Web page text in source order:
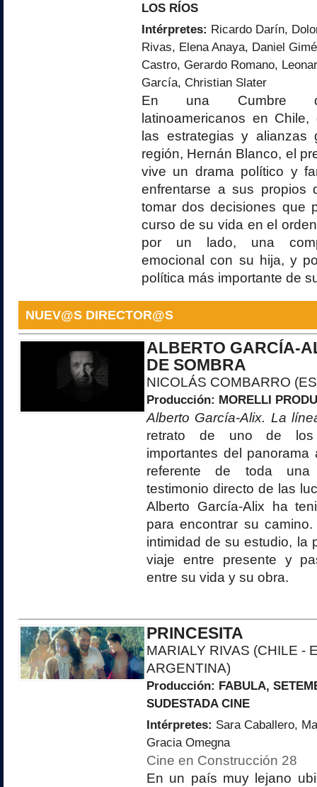
LOS RÍOS
Intérpretes: Ricardo Darín,
Rivas, Elena Anaya, Daniel
Castro, Gerardo Romano,
García, Christian Slater
En una Cumbre
latinoamericanos en
las estrategias y alianzas
región, Hernán Blanco, el
vive un drama político y
enfrentarse a sus propios
tomar dos decisiones que
curso de su vida en el
por un lado, una
emocional con su hija, y
política más importante de
NUEV@S DIRECTOR@S
ALBERTO GARCÍA-
DE SOMBRA
NICOLÁS COMBARRO
Producción: MORELLI
Alberto García-Alix. La
retrato de uno de los
importantes del panorama
referente de toda una
testimonio directo de las
Alberto García-Alix ha
para encontrar su
intimidad de su estudio, la
viaje entre presente y
entre su vida y su obra.
PRINCESITA
MARIALY RIVAS (CHILE -
ARGENTINA)
Producción: FABULA,
SUDESTADA CINE
Intérpretes: Sara Caballero,
Gracia Omegna
Cine en Construcción 28
En un país muy lejano